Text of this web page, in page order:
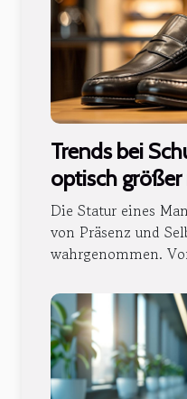
Trends bei
optisch
Die Statur eines
von Präsenz und
wahrgenommen.